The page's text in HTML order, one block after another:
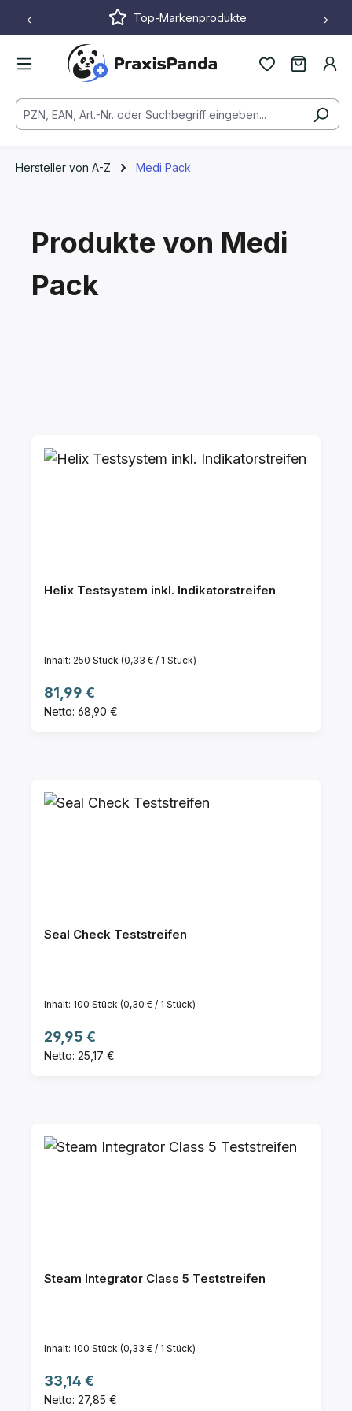
Zum Hauptinhalt springenTop-Markenprodukte
Hersteller von A-Z Medi Pack
Produkte von Medi
Pack
Helix Testsystem inkl. Indikatorstreifen
Inhalt: 250 Stück (0,33 € / 1 Stück)
Regulärer Preis:
81,99 €
Netto: 68,90 €
Seal Check Teststreifen
Inhalt: 100 Stück (0,30 € / 1 Stück)
Regulärer Preis:
29,95 €
Netto: 25,17 €
Steam Integrator Class 5 Teststreifen
Inhalt: 100 Stück (0,33 € / 1 Stück)
Regulärer Preis:
33,14 €
Netto: 27,85 €